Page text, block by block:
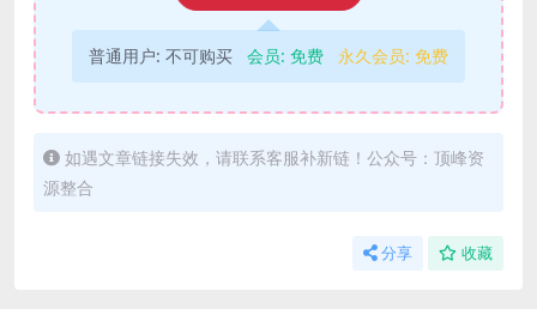
普通用户: 不可购买 会员: 免费 永久会员: 免费
如遇文章链接失效，请联系客服补新链！公众号：顶峰资
源整合
分享 收藏